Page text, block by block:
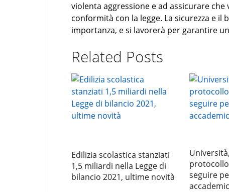
violenta aggressione e ad assicurare
conformità con la legge. La sicurezza e
importanza, e si lavorerà per garantire
Related Posts
Edilizia scolastica stanziati
1,5 miliardi nella Legge di
bilancio 2021, ultime novità
seguire